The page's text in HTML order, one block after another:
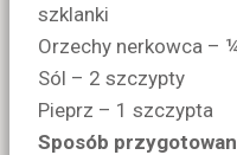
szklanki
Orzechy nerkowca –
Sól – 2 szczypty
Pieprz – 1 szczypta
Sposób